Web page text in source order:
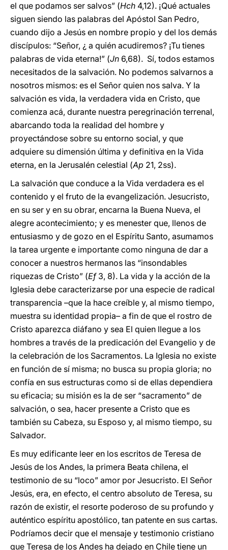
el que podamos ser salvos” (Hch 4,12). ¡Qué actuales
siguen siendo las palabras del Apóstol San Pedro,
cuando dijo a Jesús en nombre propio y del los demás
discípulos: “Señor, ¿ a quién acudiremos? ¡Tu tienes
palabras de vida eterna!” (Jn 6,68). Sí, todos estamos
necesitados de la salvación. No podemos salvarnos a
nosotros mismos: es el Señor quien nos salva. Y la
salvación es vida, la verdadera vida en Cristo, que
comienza acá, durante nuestra peregrinación terrenal,
abarcando toda la realidad del hombre y
proyectándose sobre su entorno social, y que
adquiere su dimensión última y definitiva en la Vida
eterna, en la Jerusalén celestial (Ap 21, 2ss).
La salvación que conduce a la Vida verdadera es el
contenido y el fruto de la evangelización. Jesucristo,
en su ser y en su obrar, encarna la Buena Nueva, el
alegre acontecimiento; y es menester que, llenos de
entusiasmo y de gozo en el Espíritu Santo, asumamos
la tarea urgente e importante como ninguna de dar a
conocer a nuestros hermanos las “insondables
riquezas de Cristo” (Ef3, 8). La vida y la acción de la
Iglesia debe caracterizarse por una especie de radical
transparencia –que la hace creíble y, al mismo tiempo,
muestra su identidad propia– a fin de que el rostro de
Cristo aparezca diáfano y sea El quien llegue a los
hombres a través de la predicación del Evangelio y de
la celebración de los Sacramentos. La Iglesia no existe
en función de sí misma; no busca su propia gloria; no
confía en sus estructuras como si de ellas dependiera
su eficacia; su misión es la de ser “sacramento” de
salvación, o sea, hacer presente a Cristo que es
también su Cabeza, su Esposo y, al mismo tiempo, su
Salvador.
Es muy edificante leer en los escritos de Teresa de
Jesús de los Andes, la primera Beata chilena, el
testimonio de su “loco” amor por Jesucristo. El Señor
Jesús, era, en efecto, el centro absoluto de Teresa, su
razón de existir, el resorte poderoso de su profundo y
auténtico espíritu apostólico, tan patente en sus cartas.
Podríamos decir que el mensaje y testimonio cristiano
que Teresa de los Andes ha dejado en Chile tiene un